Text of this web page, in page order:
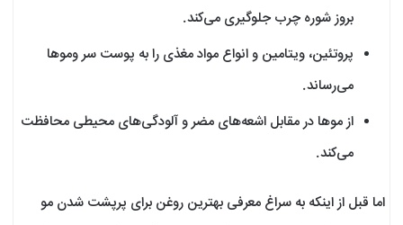
بروز شوره چرب جلوگیری می‌کند.
پروتئین، ویتامین و انواع مواد مغذی را به پوست سر وموها
می‌رساند.
از موها در مقابل اشعه‌های مضر و آلودگی‌های محیطی محافظت
می‌کند.
اما قبل از اینکه به سراغ معرفی بهترین روغن‌ برای پرپشت شدن مو